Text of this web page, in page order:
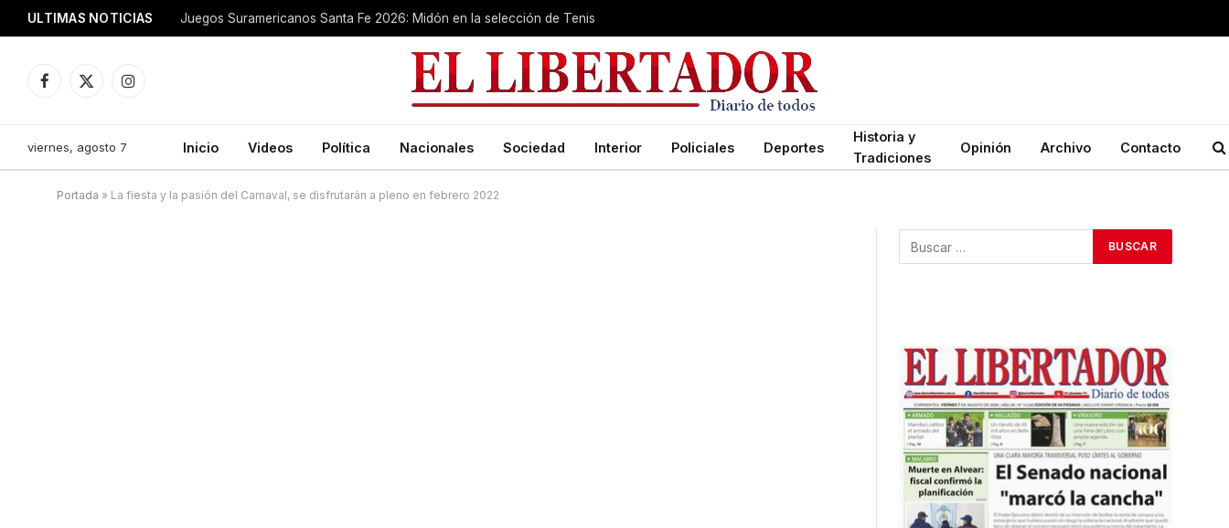
ULTIMAS NOTICIAS Juegos Suramericanos Santa Fe 2026: Midón en la selección de Tenis
Facebook
X
Instagram
viernes, agosto 7 Inicio Videos Política Nacionales Sociedad Interior Policiales Deportes
Historia y
Tradiciones
Opinión Archivo Contacto
Portada » La fiesta y la pasión del Carnaval, se disfrutarán a pleno en febrero 2022